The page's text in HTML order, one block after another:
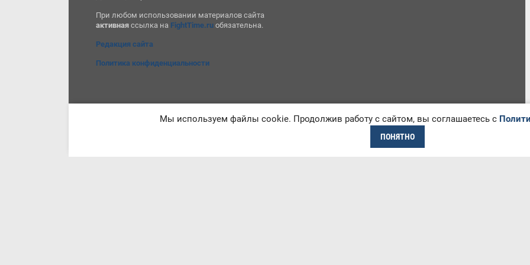
При любом использовании материалов сайта
активная ссылка на FightTime.ru обязательна.
Редакция сайта
Политика конфиденциальности
Мы используем файлы cookie. Продолжив работу с сайтом, вы соглашаетесь с
ПОНЯТНО